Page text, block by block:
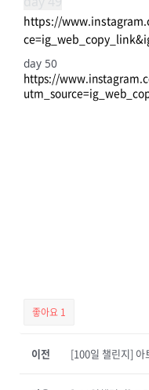
https://
day 50
https://
좋아요 1
이전 [100일 챌린지] 아